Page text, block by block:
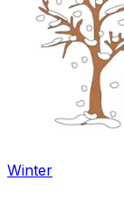
Winter